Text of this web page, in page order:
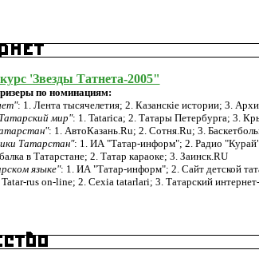
'Звезды Татнета-2005"
по номинациям:
: 1. Лента тысячелетия; 2. Казанскiе истории; 3.
мир": 1. Tatarica; 2. Татары Петербурга; 3.
: 1. АвтоКазань.Ru; 2. Сотня.Ru; 3.
Татарстан": 1. ИА "Татар-информ"; 2. Радио
в Татарстане; 2. Татар караоке; 3. Заинск.RU
языке": 1. ИА "Татар-информ"; 2. Сайт детской
rus on-line; 2. Cexia tatarlari; 3. Татарский